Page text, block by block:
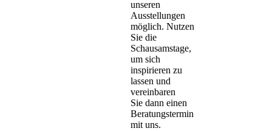
unseren
Ausstellungen
möglich. Nutzen
Sie die
Schausamstage,
um sich
inspirieren zu
lassen und
vereinbaren
Sie dann einen
Beratungstermin
mit uns.